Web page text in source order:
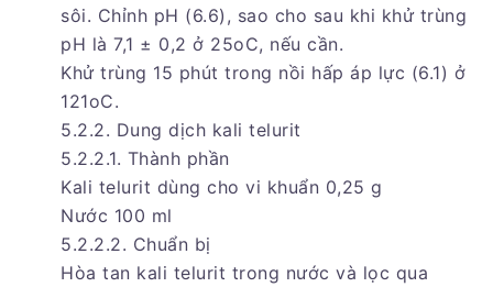
sôi. Chỉnh pH (6.6), sao cho sau khi khử trùng
pH là 7,1 ± 0,2 ở 25oC, nếu cần.
Khử trùng 15 phút trong nồi hấp áp lực (6.1) ở
121oC.
5.2.2. Dung dịch kali telurit
5.2.2.1. Thành phần
Kali telurit dùng cho vi khuẩn 0,25 g
Nước 100 ml
5.2.2.2. Chuẩn bị
Hòa tan kali telurit trong nước và lọc qua